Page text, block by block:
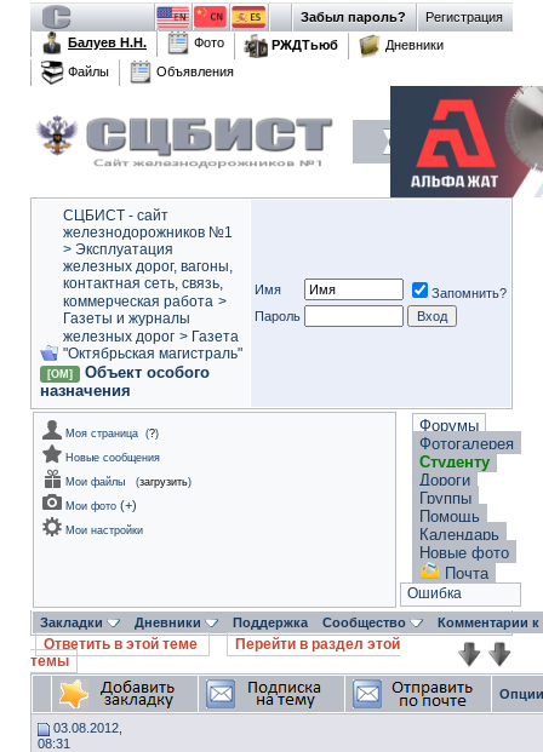
Регистрация
Забыл пароль?
Балуев Н.Н.
Фото РЖДТьюб
Дневники
Файлы
Объявления
СЦБИСТ - сайт
железнодорожников №1
> Эксплуатация
железных дорог, вагоны,
контактная сеть, связь,
коммерческая работа >
Газеты и журналы
железных дорог > Газета
"Октябрьская магистраль"
[ОМ]
Объект особого
назначения
Имя
Запомнить?
Пароль
Моя страница (?)
Новые сообщения
Мои файлы
(загрузить)
Мои фото (+)
Мои настройки
Форумы
Фотогалерея
Студенту
Дороги
Группы
Помощь
Календарь
Новые фото
Почта
Ошибка
Закладки Дневники Поддержка Сообщество Комментарии
Ответить в этой теме
Перейти в раздел этой
темы
03.08.2012,
08:31